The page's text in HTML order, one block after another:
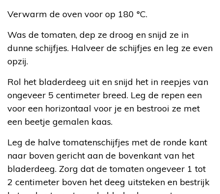
Verwarm de oven voor op 180 °C.
Was de tomaten, dep ze droog en snijd ze in
dunne schijfjes. Halveer de schijfjes en leg ze even
opzij.
Rol het bladerdeeg uit en snijd het in reepjes van
ongeveer 5 centimeter breed. Leg de repen een
voor een horizontaal voor je en bestrooi ze met
een beetje gemalen kaas.
Leg de halve tomatenschijfjes met de ronde kant
naar boven gericht aan de bovenkant van het
bladerdeeg. Zorg dat de tomaten ongeveer 1 tot
2 centimeter boven het deeg uitsteken en bestrijk